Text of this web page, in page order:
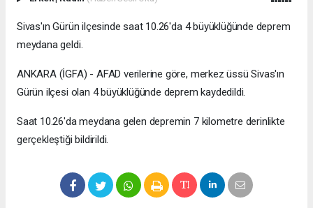
Sivas'ın Gürün ilçesinde saat 10.26'da 4 büyüklüğünde deprem
meydana geldi.
ANKARA (İGFA) - AFAD verilerine göre, merkez üssü Sivas'ın
Gürün ilçesi olan 4 büyüklüğünde deprem kaydedildi.
Saat 10.26'da meydana gelen depremin 7 kilometre derinlikte
gerçekleştiği bildirildi.